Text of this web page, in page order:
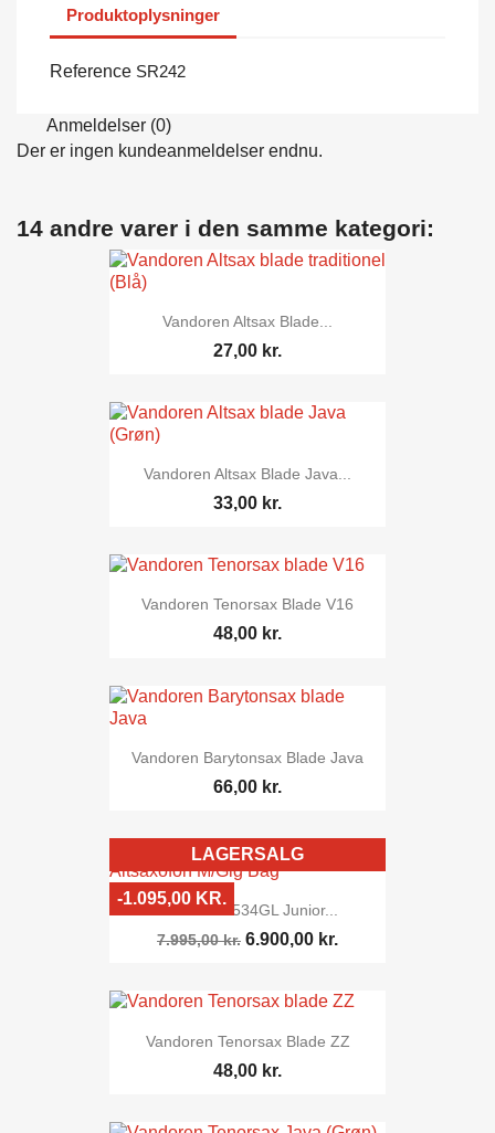
Produktoplysninger
Reference SR242
Anmeldelser (0)
Der er ingen kundeanmeldelser endnu.
14 andre varer i den samme kategori:
Vandoren Altsax Blade...
27,00 kr.
Vandoren Altsax Blade Java...
33,00 kr.
Vandoren Tenorsax Blade V16
48,00 kr.
Vandoren Barytonsax Blade Java
66,00 kr.
Etude EST534GL Junior...
7.995,00 kr. 6.900,00 kr.
LAGERSALG
-1.095,00 KR.
Vandoren Tenorsax Blade ZZ
48,00 kr.